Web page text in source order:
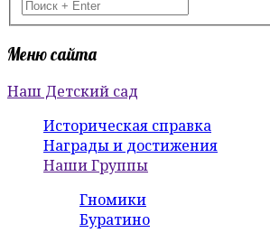
Меню сайта
Наш Детский сад
Историческая справка
Награды и достижения
Наши Группы
Гномики
Буратино